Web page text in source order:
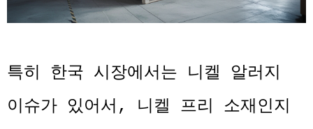
특히 한국 시장에서는 니켈 알러지
이슈가 있어서, 니켈 프리 소재인지